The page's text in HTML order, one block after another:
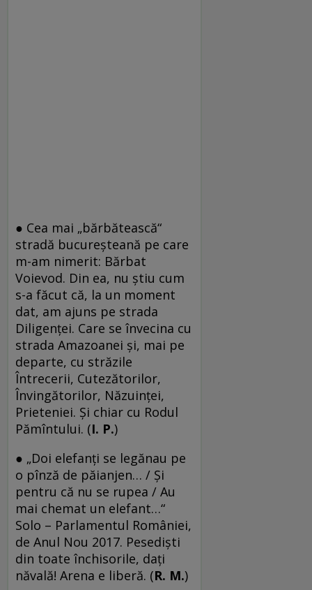
● Cea mai „bărbătească“
stradă bucureșteană pe care
m-am nimerit: Bărbat
Voievod. Din ea, nu știu cum
s-a făcut că, la un moment
dat, am ajuns pe strada
Diligenței. Care se învecina cu
strada Amazoanei și, mai pe
departe, cu străzile
Întrecerii, Cutezătorilor,
Învingătorilor, Năzuinței,
Prieteniei. Și chiar cu Rodul
Pămîntului. (I. P.)
● „Doi elefanți se legănau pe
o pînză de păianjen… / Și
pentru că nu se rupea / Au
mai chemat un elefant…“
Solo – Parlamentul României,
de Anul Nou 2017. Pesediști
din toate închisorile, dați
năvală! Arena e liberă. (R. M.)